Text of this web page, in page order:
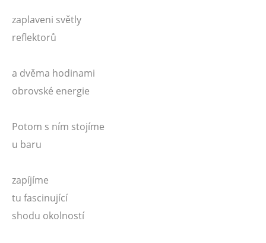
zaplaveni světly
reflektorů
a dvěma hodinami
obrovské energie
Potom s ním stojíme
u baru
zapíjíme
tu fascinující
shodu okolností